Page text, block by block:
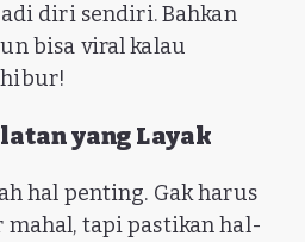
diri sendiri. Bahkan
bisa viral kalau
yang Layak
hal penting. Gak harus
mahal, tapi pastikan hal-